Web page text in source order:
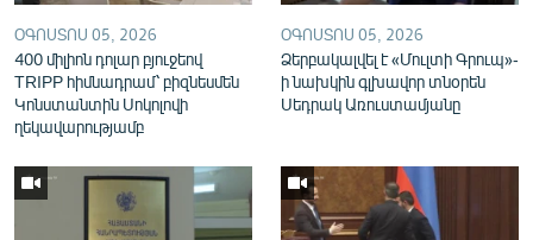
ՕԳՈՍՏՈՍ 05, 2026
400 միլիոն դոլար բյուջեով
TRIPP հիմնադրամ՝ բիզնեսմեն
Կոնստանտին Սոկոլովի
ղեկավարությամբ
ՕԳՈՍՏՈՍ 05, 2026
Ձերբակալվել է «Մուլտի Գրուպ»-
ի նախկին գլխավոր տնօրեն
Սեդրակ Առուստամյանը